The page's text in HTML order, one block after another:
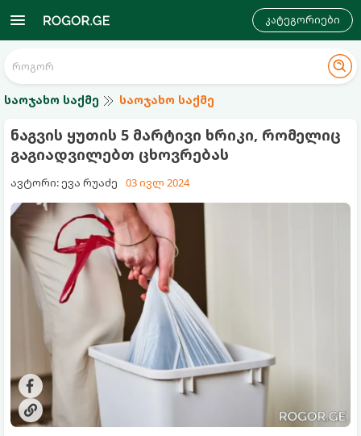
კატეგორიები
საოჯახო საქმე საოჯახო საქმე
ნაგვის ყუთის 5 მარტივი ხრიკი, რომელიც
გაგიადვილებთ ცხოვრებას
ავტორი: ევა რუაძე 03 ივლ 2024